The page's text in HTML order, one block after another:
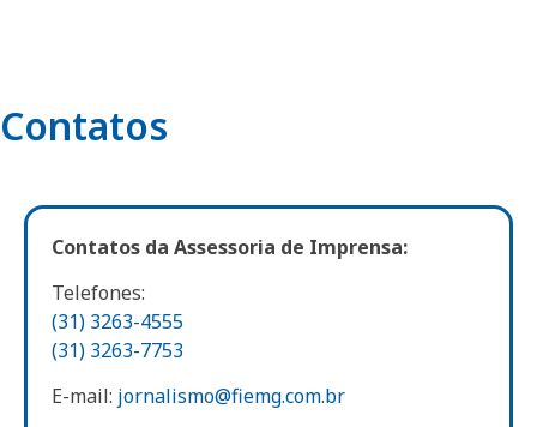
Contatos
Contatos da Assessoria de Imprensa:
Telefones:
(31) 3263-4555
(31) 3263-7753
E-mail: jornalismo@fiemg.com.br